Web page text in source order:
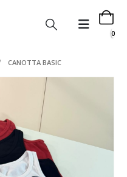
0
CANOTTA BASIC